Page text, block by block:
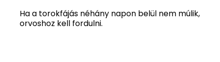
Ha a torokfájás néhány napon belül nem múlik,
orvoshoz kell fordulni.